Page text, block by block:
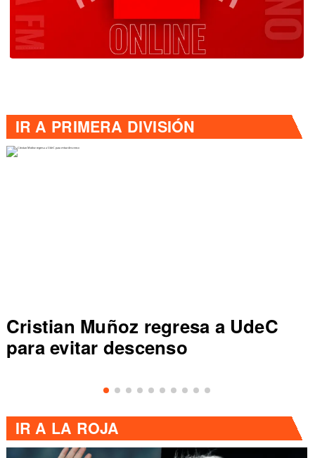
IR A PRIMERA DIVISIÓN
Muñoz regresa a UdeC
evitar descenso
IR A LA ROJA